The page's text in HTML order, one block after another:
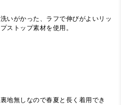
洗いがかった、ラフで伸びがよいリッ
プストップ素材を使用。
裏地無しなので春夏と長く着用でき